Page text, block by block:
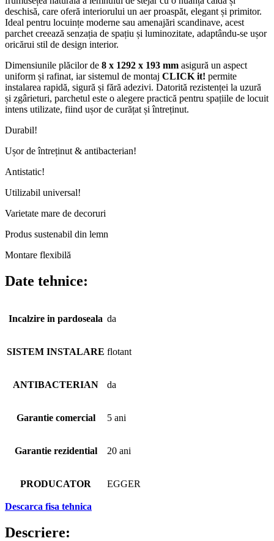
deschisă, care oferă interiorului un aer proaspăt, elegant și primitor.
Ideal pentru locuințe moderne sau amenajări scandinave, acest
parchet creează senzația de spațiu și luminozitate, adaptându-se ușor
oricărui stil de design interior.
Dimensiunile plăcilor de 8 x 1292 x 193 mm asigură un aspect
uniform și rafinat, iar sistemul de montaj CLICK it! permite
instalarea rapidă, sigură și fără adezivi. Datorită rezistenței la uzură
și zgârieturi, parchetul este o alegere practică pentru spațiile de locuit
intens utilizate, fiind ușor de curățat și întreținut.
Durabil!
Ușor de întreținut & antibacterian!
Antistatic!
Utilizabil universal!
Varietate mare de decoruri
Produs sustenabil din lemn
Montare flexibilă
Date tehnice:
Incalzire in pardoseala da
SISTEM INSTALARE flotant
ANTIBACTERIAN da
Garantie comercial 5 ani
Garantie rezidential 20 ani
PRODUCATOR EGGER
Descarca fisa tehnica
Descriere: